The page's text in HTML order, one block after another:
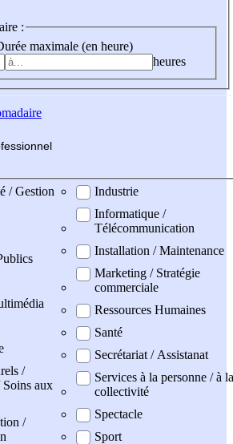
:
maximale (en heure)
heures
fessionnel
/ Gestion
/
aux
/
Industrie
Informatique /
Télécommunication
Installation / Maintenance
Marketing / Stratégie
commerciale
Ressources Humaines
Santé
Secrétariat / Assistanat
Services à la personne / à la
collectivité
Spectacle
Sport